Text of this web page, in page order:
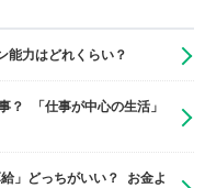
能力はどれくらい？
？ 「仕事が中心の生活」
」どっちがいい？ お金よ